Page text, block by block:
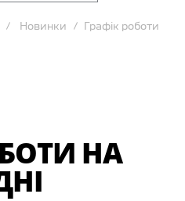
Новинки Графік роботи
НА